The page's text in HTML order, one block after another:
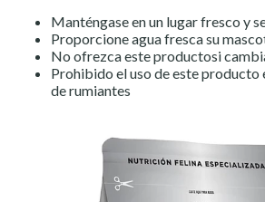
Manténgase en un lugar fresco y
Proporcione agua fresca su
No ofrezca este productosi
Prohibido el uso de este producto
de rumiantes